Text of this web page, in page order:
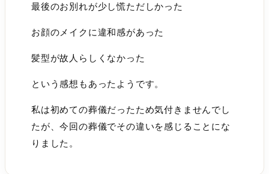
最後のお別れが少し慌ただしかった
お顔のメイクに違和感があった
髪型が故人らしくなかった
という感想もあったようです。
私は初めての葬儀だったため気付きませんでし
たが、今回の葬儀でその違いを感じることにな
りました。